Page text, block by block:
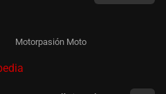
Motorpasión Moto